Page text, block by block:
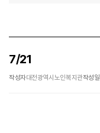
7/21
작성자대전광역시노인복지관작성일